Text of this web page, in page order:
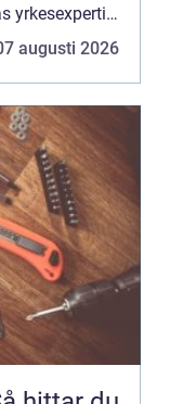
yrkesexpertis
augusti 2026